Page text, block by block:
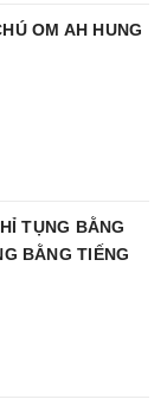
OM AH HUNG
TỤNG BẰNG
BẰNG TIẾNG